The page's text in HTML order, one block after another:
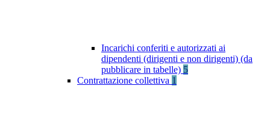
Incarichi conferiti e autorizzati ai
dipendenti (dirigenti e non dirigenti) (da
pubblicare in tabelle) 5
Contrattazione collettiva 1